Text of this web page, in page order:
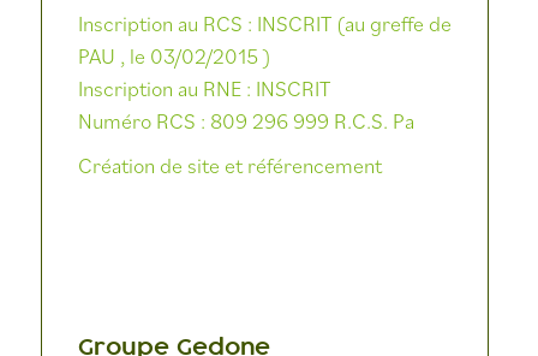
Inscription au RCS : INSCRIT (au greffe de
PAU , le 03/02/2015 )
Inscription au RNE : INSCRIT
Numéro RCS : 809 296 999 R.C.S. Pa
Création de site et référencement
Groupe Gedone